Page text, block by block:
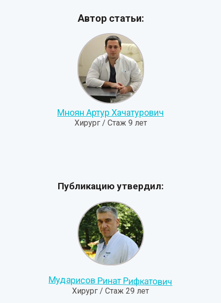
Автор статьи:
Публикацию утвердил:
Мударисов Ринат Рифкатович
Хирург / Стаж 29 лет
Мноян Артур Хачатурович
Хирург / Стаж 9 лет